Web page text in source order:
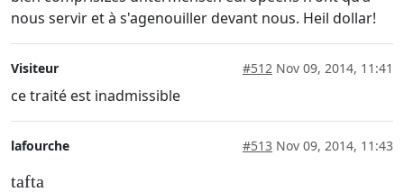
nous servir et à s'agenouiller devant nous. Heil dollar!
Visiteur #512 Nov 09, 2014, 11:41
ce traité est inadmissible
lafourche #513 Nov 09, 2014, 11:43
tafta